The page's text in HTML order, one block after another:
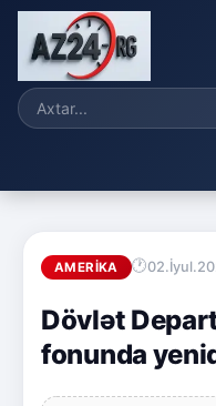
AMERIKA
Dövlət
fonunda